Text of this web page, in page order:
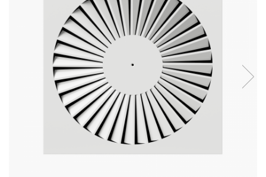
Tubulatura Spiro
Tubulatura Spiro
Tubulatura Spiro Inox
Tubulatura Flexibila
Tub Flexibil Izolat
Tub Flexibil NeIzolat
Difuzoare Climatizare - Ventilatie
Difuzoare Jet